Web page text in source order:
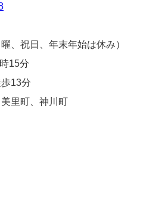
、祝日、年末年始は休み）
15分
13分
里町、神川町